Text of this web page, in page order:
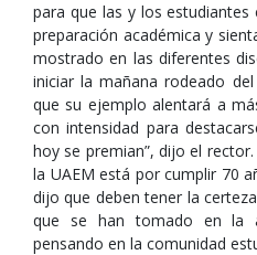
para que las y los
preparación académica y
mostrado en las diferentes
iniciar la mañana rodeado
que su ejemplo alentará a
con intensidad para
hoy se premian”, dijo el
la UAEM está por cumplir 70
dijo que deben tener la
que se han tomado en la
pensando en la comunidad